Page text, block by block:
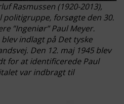
Rasmussen (1920-2013),
politigruppe, forsøgte den 30.
”Ingeniør” Paul Meyer.
indlagt på Det tyske
Den 12. maj 1945 blev
for at identificerede Paul
var indbragt til